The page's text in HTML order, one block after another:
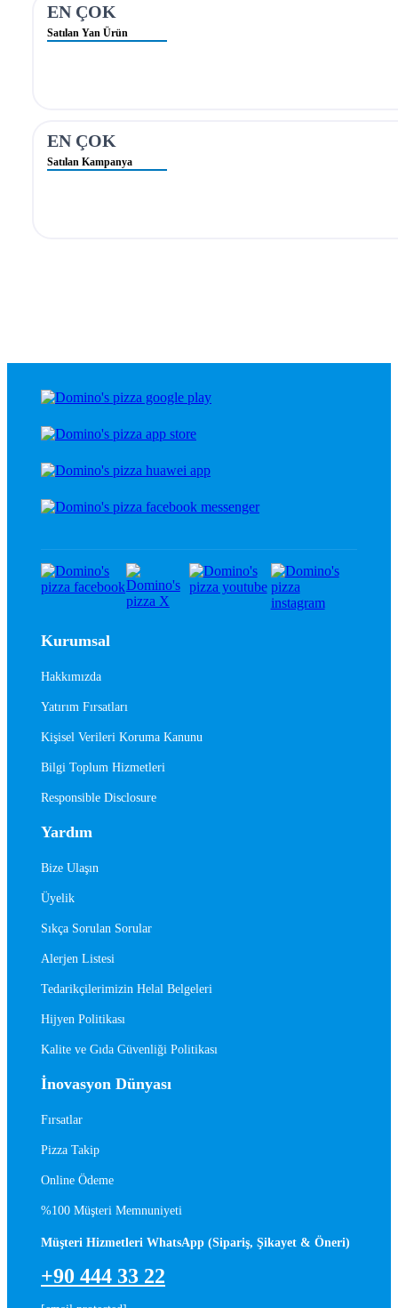
EN ÇOK
Satılan Yan Ürün
EN ÇOK
Satılan Kampanya
Kurumsal
Hakkımızda
Yatırım Fırsatları
Kişisel Verileri Koruma Kanunu
Bilgi Toplum Hizmetleri
Responsible Disclosure
Yardım
Bize Ulaşın
Üyelik
Sıkça Sorulan Sorular
Alerjen Listesi
Tedarikçilerimizin Helal Belgeleri
Hijyen Politikası
Kalite ve Gıda Güvenliği Politikası
İnovasyon Dünyası
Fırsatlar
Pizza Takip
Online Ödeme
%100 Müşteri Memnuniyeti
Müşteri Hizmetleri WhatsApp (Sipariş, Şikayet & Öneri)
+90 444 33 22